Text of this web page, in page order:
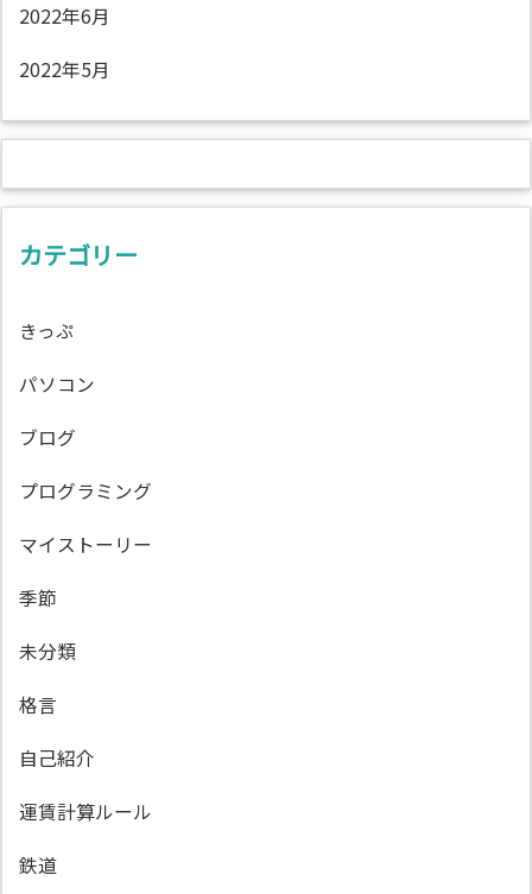
2022年6月
2022年5月
カテゴリー
きっぷ
パソコン
ブログ
プログラミング
マイストーリー
季節
未分類
格言
自己紹介
運賃計算ルール
鉄道